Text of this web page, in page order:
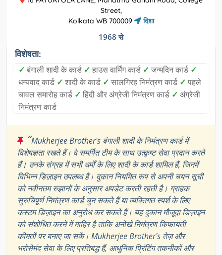
Street,
Kolkata WB 700009
दिशा
1968 से
विशेषता:
✓ बंगाली शादी के कार्ड ✓ हाउस वार्मिंग कार्ड ✓ जन्मदिन कार्ड ✓
धन्यवाद कार्ड ✓ शादी के कार्ड ✓ सालगिरह निमंत्रण कार्ड ✓ पहले
चावल समारोह कार्ड ✓ हिंदी और अंग्रेजी निमंत्रण कार्ड ✓ अंग्रेजी
निमंत्रण कार्ड
“Mukherjee Brother's बंगाली शादी के निमंत्रण कार्ड में
विशेषज्ञता रखते हैं। वे समर्पित टीम के साथ उत्कृष्ट सेवा प्रदान करते
हैं। उनके संग्रह में सभी धर्मों के लिए शादी के कार्ड शामिल हैं, जिनमें
विभिन्न डिज़ाइन उपलब्ध हैं। दुकान नियमित रूप से अपनी चयन सूची
को नवीनतम रुझानों के अनुसार अपडेट करती रहती है। ग्राहक
सुरुचिपूर्ण निमंत्रण कार्ड चुन सकते हैं या व्यक्तिगत स्पर्श के लिए
कस्टम डिज़ाइन का अनुरोध कर सकते हैं। यह दुकान मौजूदा डिज़ाइन
को संशोधित करने में माहिर है ताकि अनोखे निमंत्रण किफायती
कीमतों पर बनाए जा सकें। Mukherjee Brother's तेज़ और
भरोसेमंद सेवा के लिए प्रतिबद्ध हैं, आधुनिक प्रिंटिंग तकनीकों और